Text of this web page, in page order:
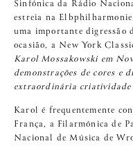
Sinfónica da Rádio
estreia na
uma importante digressão
ocasião, a New York
Karol Mossakowski em
demonstrações de cores e
extraordinária criatividade
Karol é frequentemente
França, a Filarmónica de
Nacional de Música de